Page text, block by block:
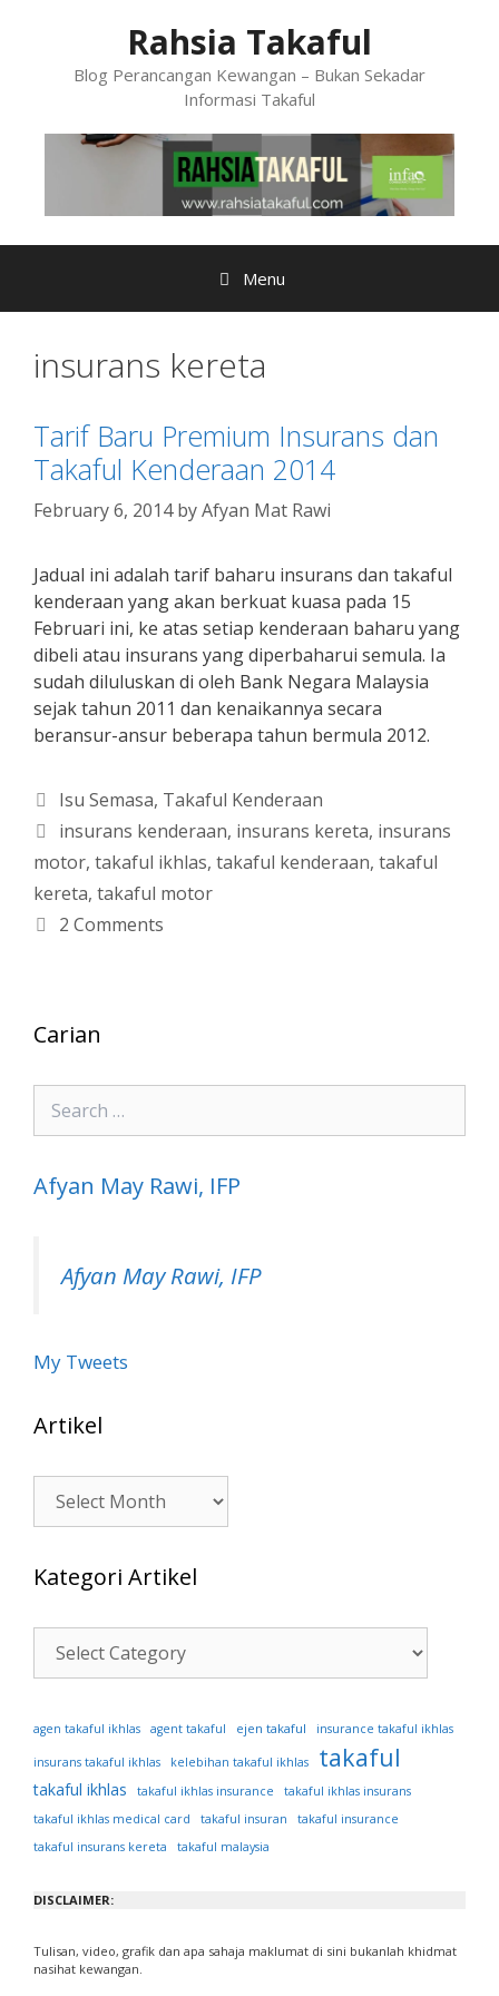
Rahsia Takaful
Blog Perancangan Kewangan – Bukan Sekadar
Informasi Takaful
Menu
insurans kereta
Tarif Baru Premium Insurans dan
Takaful Kenderaan 2014
February 6, 2014 byAfyan Mat Rawi
Jadual ini adalah tarif baharu insurans dan takaful
kenderaan yang akan berkuat kuasa pada 15
Februari ini, ke atas setiap kenderaan baharu yang
dibeli atau insurans yang diperbaharui semula. Ia
sudah diluluskan di oleh Bank Negara Malaysia
sejak tahun 2011 dan kenaikannya secara
beransur-ansur beberapa tahun bermula 2012.
Categories
Isu Semasa, Takaful Kenderaan
Tags
insurans kenderaan, insurans kereta, insurans
motor, takaful ikhlas, takaful kenderaan, takaful
kereta, takaful motor
2 Comments
Carian
Search
for:
Afyan May Rawi, IFP
Afyan May Rawi, IFP
My Tweets
Artikel
Artikel
Kategori Artikel
Kategori
Artikel
agen takaful ikhlas agent takaful ejen takaful insurance takaful ikhlas
insurans takaful ikhlas kelebihan takaful ikhlas takaful
takaful ikhlas takaful ikhlas insurance
takaful ikhlas insurans
takaful ikhlas medical card
takaful insuran
takaful insurance
takaful insurans kereta
takaful malaysia
DISCLAIMER:
Tulisan, video, grafik dan apa sahaja maklumat di sini bukanlah khidmat
nasihat kewangan.